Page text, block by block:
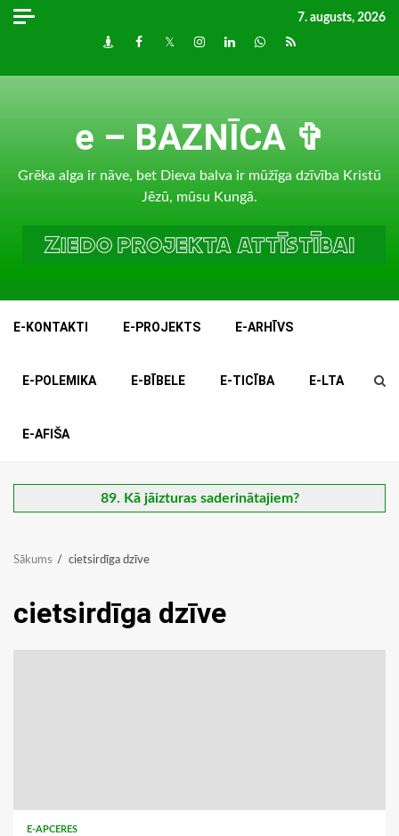
Skip
7. augusts, 2026
DraugiemFacebook
TwitterInstagram
LinkedInwhatsapp
RSS
e – BAZNĪCA ✞
Grēka alga ir nāve, bet Dieva balva ir mūžīga dzīvība Kristū
Jēzū, mūsu Kungā.
E-KONTAKTI E-PROJEKTS E-ARHĪVS
E-POLEMIKA E-BĪBELE E-TICĪBA E-LTA
E-AFIŠA
89. Kā jāizturas saderinātajiem?
Sākums cietsirdīga dzīve
cietsirdīga dzīve
E-APCERES